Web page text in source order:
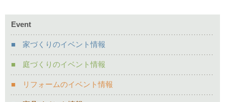
Event
家づくりのイベント情報
庭づくりのイベント情報
リフォームのイベント情報